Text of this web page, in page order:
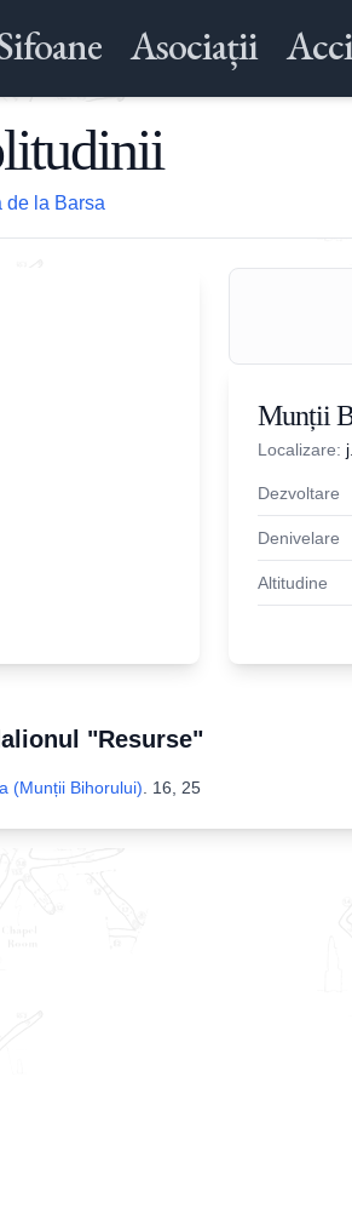
Asociații
de la Barsa
Munții
Localizare:
Dezvoltare
Denivelare
Altitudine
"Resurse"
(Munții Bihorului) 16, 25